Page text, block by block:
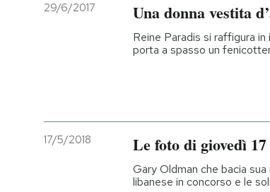
29/6/2017 Una donna vestita
Reine Paradis si raffigura
porta a spasso un
17/5/2018 Le foto di giovedì
Gary Oldman che bacia
libanese in concorso e le